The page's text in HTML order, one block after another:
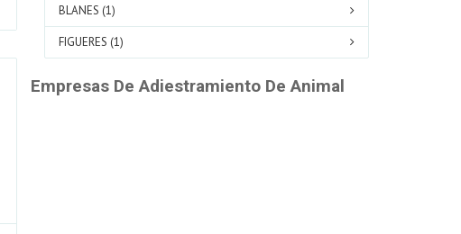
BLANES (1)
FIGUERES (1)
Empresas De Adiestramiento De Animal